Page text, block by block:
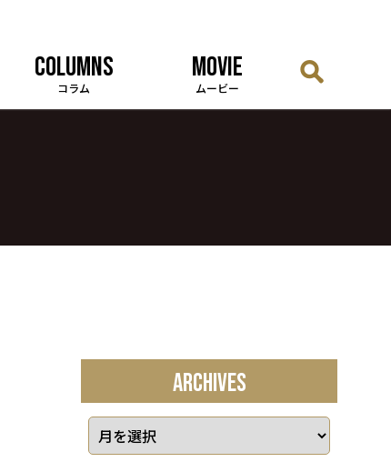
COLUMNS
コラム
MOVIE
ムービー
ARCHIVES